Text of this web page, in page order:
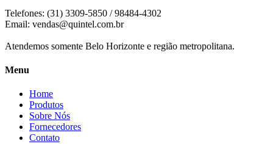
Telefones: (31) 3309-5850 / 98484-4302
Email: vendas@quintel.com.br
Atendemos somente Belo Horizonte e região metropolitana.
Menu
Home
Produtos
Sobre Nós
Fornecedores
Contato